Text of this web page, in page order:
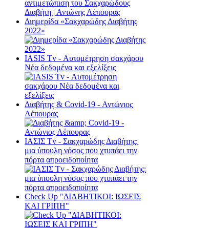
Διημερίδα «Σακχαρώδης Διαβήτης
2022»
ΙΑSΙS Tv - Αυτομέτρηση σακχάρου
Νέα δεδομένα και εξελίξεις
Διαβήτης & Cοvid-19 - Αντώνιος
Λέπουρας
ΙΑΣΙΣ Tv - Σακχαρώδης Διαβήτης:
μια ύπουλη νόσος που χτυπάει την
πόρτα απροειδοποίητα
Check Up "ΔΙΑΒΗΤΙΚΟΙ: ΙΩΣΕΙΣ
ΚΑΙ ΓΡΙΠΗ"